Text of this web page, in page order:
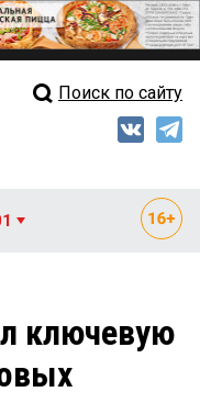
Свежий выпускПоиск по сайту
ключевую